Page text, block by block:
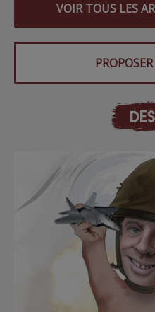
VOIR TOUS LES